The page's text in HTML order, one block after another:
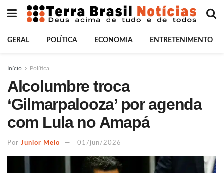
GERAL POLÍTICA ECONOMIA ENTRETENIMENTO
Início Política
Alcolumbre troca
‘Gilmarpalooza’ por agenda
com Lula no Amapá
Por Junior Melo 01/jun/2026